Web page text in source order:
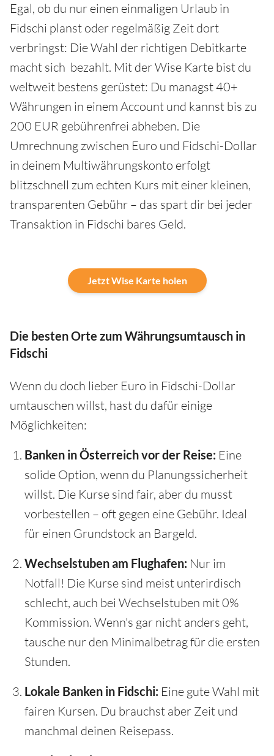
Egal, ob du nur einen einmaligen Urlaub in
Fidschi planst oder regelmäßig Zeit dort
verbringst: Die Wahl der richtigen Debitkarte
macht sich bezahlt. Mit der Wise Karte bist du
weltweit bestens gerüstet: Du managst 40+
Währungen in einem Account und kannst bis zu
200 EUR gebührenfrei abheben. Die
Umrechnung zwischen Euro und Fidschi-Dollar
in deinem Multiwährungskonto erfolgt
blitzschnell zum echten Kurs mit einer kleinen,
transparenten Gebühr – das spart dir bei jeder
Transaktion in Fidschi bares Geld.
Jetzt Wise Karte holen
Die besten Orte zum Währungsumtausch in
Fidschi
Wenn du doch lieber Euro in Fidschi-Dollar
umtauschen willst, hast du dafür einige
Möglichkeiten:
Banken in Österreich vor der Reise: Eine
solide Option, wenn du Planungssicherheit
willst. Die Kurse sind fair, aber du musst
vorbestellen – oft gegen eine Gebühr. Ideal
für einen Grundstock an Bargeld.
Wechselstuben am Flughafen: Nur im
Notfall! Die Kurse sind meist unterirdisch
schlecht, auch bei Wechselstuben mit 0%
Kommission. Wenn's gar nicht anders geht,
tausche nur den Minimalbetrag für die ersten
Stunden.
Lokale Banken in Fidschi: Eine gute Wahl mit
fairen Kursen. Du brauchst aber Zeit und
manchmal deinen Reisepass.